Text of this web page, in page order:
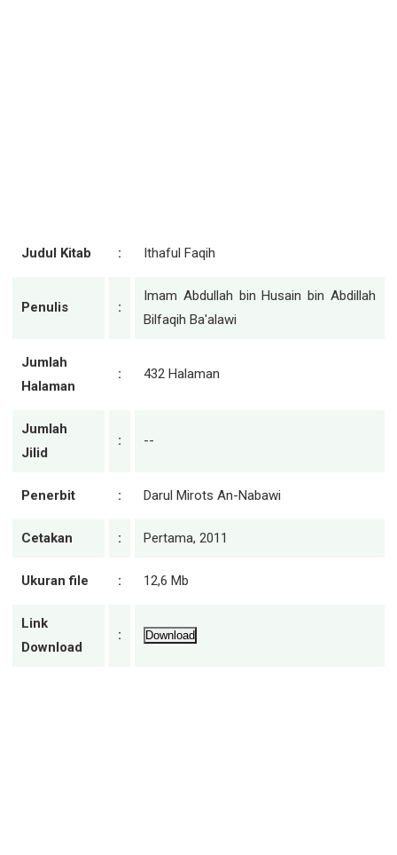
Judul Kitab : Ithaful Faqih
Penulis :
Imam Abdullah bin Husain bin Abdillah
Bilfaqih Ba'alawi
Jumlah
Halaman
: 432 Halaman
Jumlah
Jilid
: --
Penerbit : Darul Mirots An-Nabawi
Cetakan : Pertama, 2011
Ukuran file : 12,6 Mb
Link
Download
: Download